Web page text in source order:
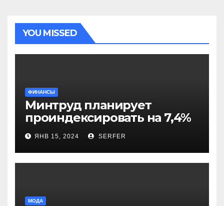
YOU MISSED
ФИНАНСЫ
Минтруд планирует
проиндексировать на 7,4%
более 40 выплат и
компенсаций
ЯНВ 15, 2024 SERFER
МОДА